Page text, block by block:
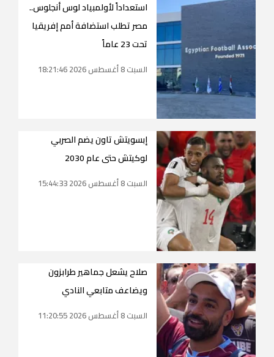
استعداداً لأولمبياد لوس أنجلوس..
مصر تطلب استضافة أمم إفريقيا
تحت 23 عاماً
السبت 8 أغسطس 2026 18:21:46
إبسويتش تاون يضم الصربي
لوكيتش حتى عام 2030
السبت 8 أغسطس 2026 15:44:33
صلاح يشعل جماهير طرابزون
ويضاعف متابعي النادي
السبت 8 أغسطس 2026 11:20:55